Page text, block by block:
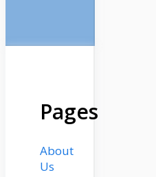
Pages
About
Us